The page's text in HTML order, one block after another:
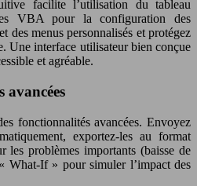
facilite l’utilisation du tableau
VBA pour la configuration des
des menus personnalisés et protégez
Une interface utilisateur bien conçue
et agréable.
fonctionnalités avancées. Envoyez
exportez-les au format
les problèmes importants (baisse de
What-If » pour simuler l’impact des